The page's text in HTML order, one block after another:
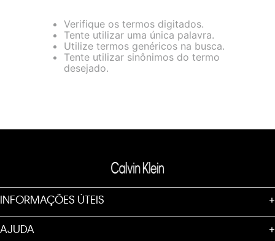
loja virtual. Para maiores informações sobre o nosso aviso de
Cookies acesse o link.
Verifique os termos digitados.
Tente utilizar uma única palavra.
Utilize termos genéricos na busca.
Tente utilizar sinônimos do termo
desejado.
INFORMAÇÕES ÚTEIS +
AJUDA +